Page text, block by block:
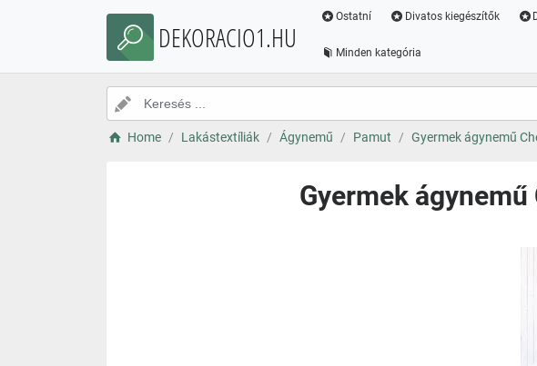
DEKORACIO1.HU
Ostatní Divatos kiegészítők
Minden kategória
Home Lakástextíliák Ágynemű Pamut Gyermek ágynemű
Gyermek